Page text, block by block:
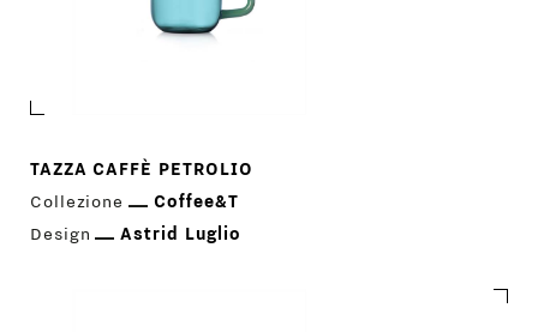
TAZZA CAFFÈ PETROLIO
Collezione
Coffee&T
Design
Astrid Luglio